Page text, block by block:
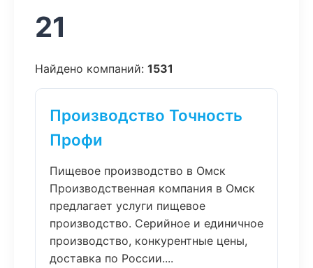
21
Найдено компаний: 1531
Производство Точность
Профи
Пищевое производство в Омск
Производственная компания в Омск
предлагает услуги пищевое
производство. Серийное и единичное
производство, конкурентные цены,
доставка по России....